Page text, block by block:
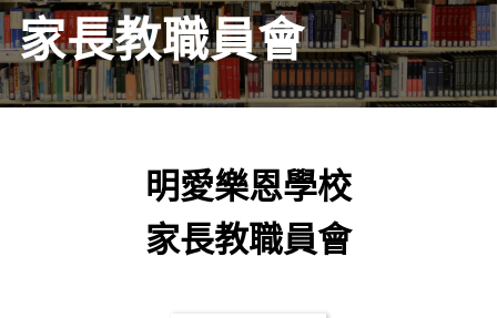
家長教職員會
明愛樂恩學校
家長教職員會